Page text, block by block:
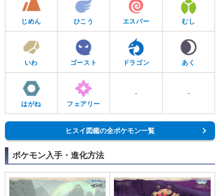
じめん ひこう エスパー むし
いわ ゴースト ドラゴン あく
はがね フェアリー
- -
ヒスイ図鑑の全ポケモン一覧
ポケモン入手・進化方法